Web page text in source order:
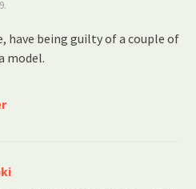
have being guilty of a couple of
model.